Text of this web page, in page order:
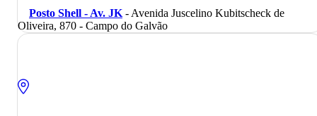
Posto Shell - Av. JK - Avenida Juscelino Kubitscheck de
Oliveira, 870 - Campo do Galvão